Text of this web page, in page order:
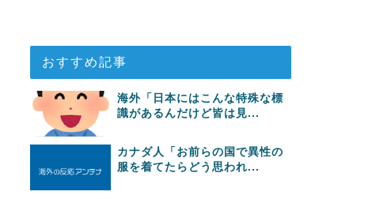
おすすめ記事
海外「日本にはこんな特殊な標
識があるんだけど皆は見...
カナダ人「お前らの国で異性の
服を着てたらどう思われ...